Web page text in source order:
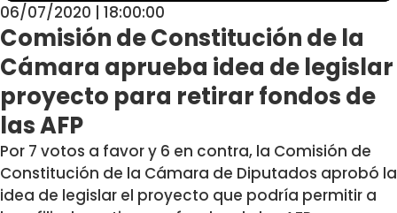
06/07/2020 | 18:00:00
Comisión de Constitución de la
Cámara aprueba idea de legislar
proyecto para retirar fondos de
las AFP
Por 7 votos a favor y 6 en contra, la Comisión de
Constitución de la Cámara de Diputados aprobó la
idea de legislar el proyecto que podría permitir a